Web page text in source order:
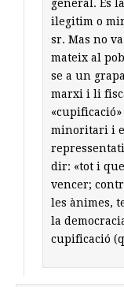
general. És
ilegitim o
sr. Mas no
mateix al
se a un
marxi i li
minoritari i
dir: «tot i
vencer;
les ànimes,
la
cupificació